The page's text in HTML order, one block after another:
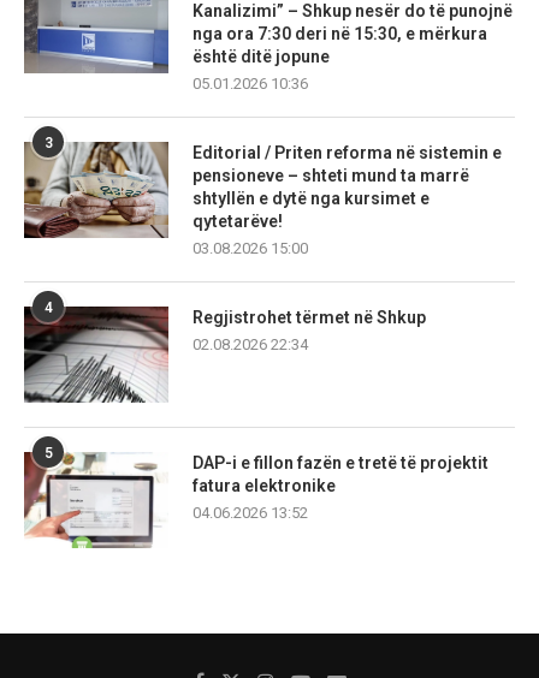
Kanalizimi” – Shkup nesër do të punojnë
nga ora 7:30 deri në 15:30, e mërkura
është ditë jopune
05.01.2026 10:36
3
Editorial / Priten reforma në sistemin e
pensioneve – shteti mund ta marrë
shtyllën e dytë nga kursimet e
qytetarëve!
03.08.2026 15:00
4
Regjistrohet tërmet në Shkup
02.08.2026 22:34
5
DAP-i e fillon fazën e tretë të projektit
fatura elektronike
04.06.2026 13:52